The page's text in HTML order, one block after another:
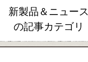
新製品＆ニュース
の記事カテゴリ